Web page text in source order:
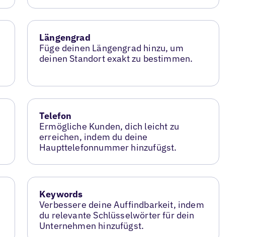
Längengrad
Füge deinen Längengrad hinzu, um
deinen Standort exakt zu bestimmen.
Telefon
Ermögliche Kunden, dich leicht zu
erreichen, indem du deine
Haupttelefonnummer hinzufügst.
Keywords
Verbessere deine Auffindbarkeit, indem
du relevante Schlüsselwörter für dein
Unternehmen hinzufügst.